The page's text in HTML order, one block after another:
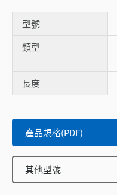
型號
類型
長度
產品規格(PDF)
其他型號